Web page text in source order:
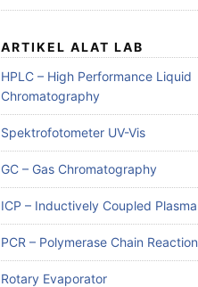
ARTIKEL ALAT LAB
HPLC – High Performance Liquid
Chromatography
Spektrofotometer UV-Vis
GC – Gas Chromatography
ICP – Inductively Coupled Plasma
PCR – Polymerase Chain Reaction
Rotary Evaporator